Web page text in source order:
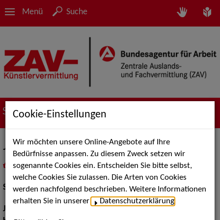
Menü Suche
Suche nach Künstler*innen
Jens Ulrich Seffen
als PDF speichern
inMeine Merklistelegen
Schauspiel:Film und TV
Jahrgang:
Cookie-Einstellungen
Wir möchten unsere Online-Angebote auf Ihre
Bedürfnisse anpassen. Zu diesem Zweck setzen wir
sogenannte Cookies ein. Entscheiden Sie bitte selbst,
welche Cookies Sie zulassen. Die Arten von Cookies
werden nachfolgend beschrieben. Weitere Informationen
erhalten Sie in unserer
Datenschutzerklärung